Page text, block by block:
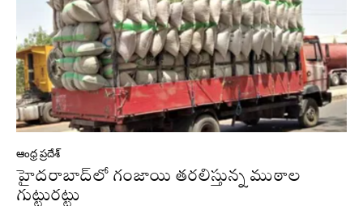
ఆంధ్ర ప్రదేశ్
హైదరాబాద్‌లో గంజాయి తరలిస్తున్న ముఠాల
గుట్టురట్టు